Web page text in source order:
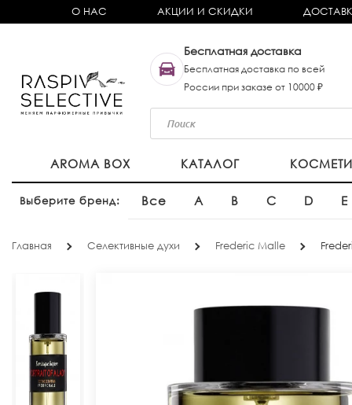
О НАС АКЦИИ И СКИДКИ
Бесплатная доставка
Бесплатная доставка по всей
России при заказе от 10000 ₽
AROMA BOX КАТАЛОГ
Выберите бренд: Все A B C D E
Главная Селективные духи Frederic Malle